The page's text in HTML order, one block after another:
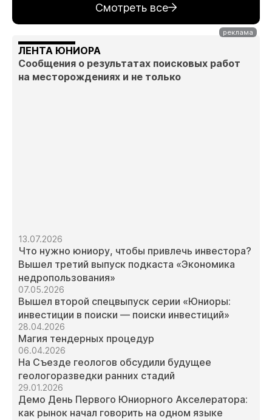
Смотреть все
ЛЕНТА ЮНИОРА
Сообщения о результатах поисковых работ
на месторождениях и не только
13.07.2026
Что нужно юниору, чтобы привлечь инвестора?
Вышел третий выпуск подкаста «Экономика
недропользования»
07.05.2026
Вышел второй спецвыпуск серии «Юниоры:
инвестиции в поиски — поиски инвестиций»
28.04.2026
Магия тендерных процедур
06.04.2026
На Съезде геологов обсудили будущее
геологоразведки ранних стадий
29.01.2026
Демо День Первого Юниорного Акселератора:
как рынок начал говорить на одном языке